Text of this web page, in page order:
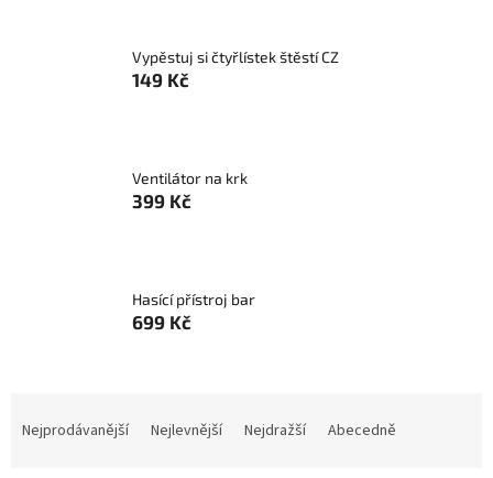
Vypěstuj si čtyřlístek štěstí CZ
149 Kč
Ventilátor na krk
399 Kč
Hasící přístroj bar
699 Kč
Nejprodávanější Nejlevnější Nejdražší Abecedně